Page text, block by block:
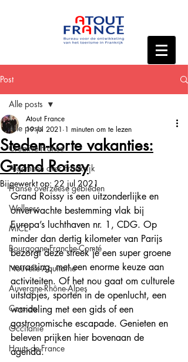
Post
Alle posts
Creative France
Algemeen over Frankrijk
Franse overzeese gebieden
Wellness
MICE
Bourgogne-Franche-Comté
Nouvelle-Aquitaine
Auvergne-Rhône-Alpes
Corsica
Occitanie
Hauts-de-France
Alle posts
Steden-korte vakanties:
Grand Roissy
Atout France
19 jul 2021 1 minuten om te lezen
Bijgewerkt op: 22 jul 2021
Grand Roissy is een uitzonderlijke en
onverwachte bestemming vlak bij
Europa’s luchthaven nr. 1, CDG. Op
minder dan dertig kilometer van Parijs
bezorgt deze streek je een super groene
verrassing, met een enorme keuze aan
activiteiten. Of het nou gaat om culturele
uitstapjes, sporten in de openlucht, een
wandeling met een gids of een
gastronomische escapade. Genieten en
beleven prijken hier bovenaan de
agenda.